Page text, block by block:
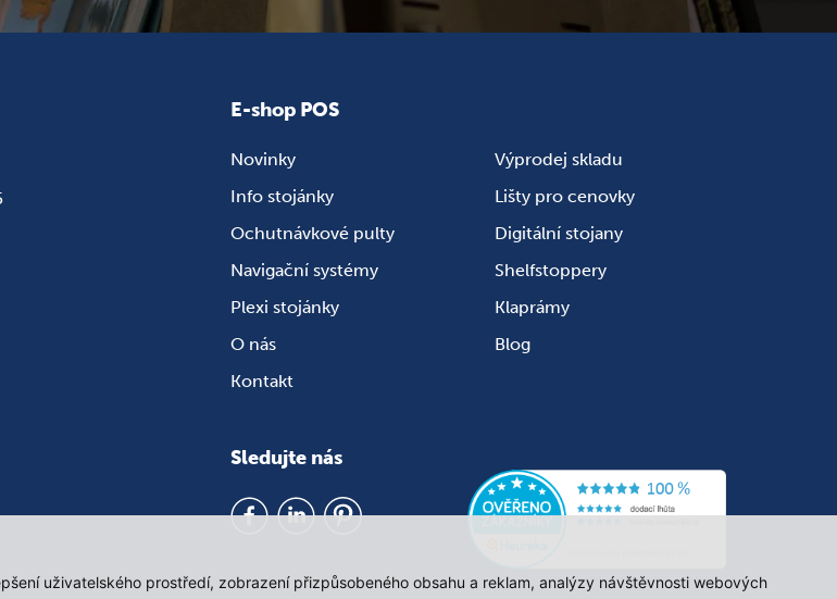
uživatelského prostředí, zobrazení přizpůsobeného obsahu a reklam, analýzy návštěvnosti webových
E-shop POS
Novinky
Výprodej skladu
Info stojánky
Lišty pro cenovky
Ochutnávkové pulty
Digitální stojany
Navigační systémy
Shelfstoppery
Plexi stojánky
Klaprámy
O nás
Blog
Kontakt
Sledujte nás